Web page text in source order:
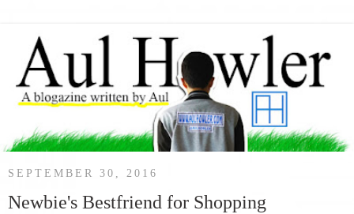
SEPTEMBER 30, 2016
Newbie's Bestfriend for Shopping